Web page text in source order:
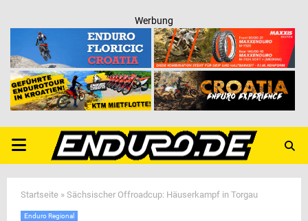
Werbung
PRIMARY
MENU
Startseite » Sächsischer Offroadcup: Häuserkampf in Torgau
Enduro Regional